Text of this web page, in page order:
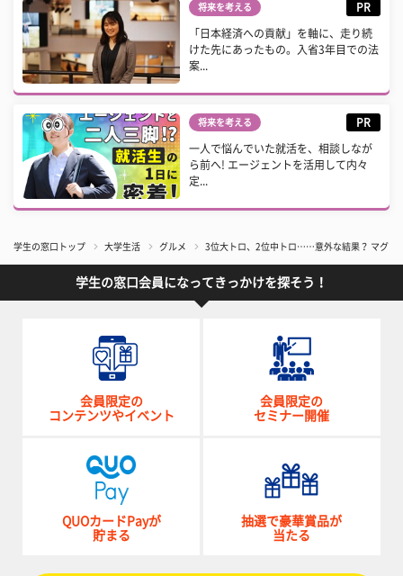
将来を考える PR
「日本経済への貢献」を軸に、走り続
けた先にあったもの。入省3年目での法
案...
将来を考える PR
一人で悩んでいた就活を、相談しなが
ら前へ! エージェントを活用して内々
定...
学生の窓口トップ 大学生活 グルメ 3位大トロ、2位中トロ……意外な結果？ マグロ
学生の窓口会員になってきっかけを探そう！
会員限定の
コンテンツやイベント
会員限定の
セミナー開催
QUOカードPayが
貯まる
抽選で豪華賞品が
当たる